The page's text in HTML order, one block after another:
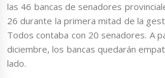
las 46 bancas de senadores
26 durante la primera mitad de la
Todos contaba con 20 senadores. A
diciembre, los bancas quedarán
lado.